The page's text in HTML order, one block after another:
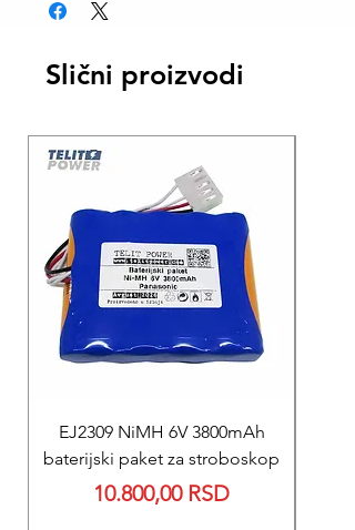
Slični proizvodi
EJ2309 NiMH 6V 3800mAh
baterijski paket za stroboskop
Price
10.800,00 RSD